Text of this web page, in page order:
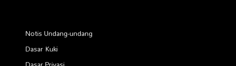
Notis Undang-undang
Dasar Kuki